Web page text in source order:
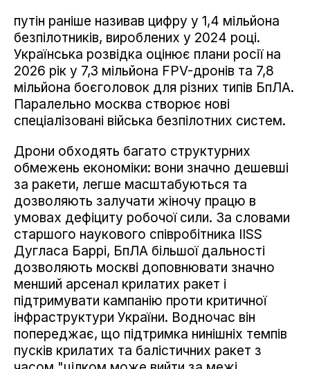
путін раніше називав цифру у 1,4 мільйона
безпілотників, вироблених у 2024 році.
Українська розвідка оцінює плани росії на
2026 рік у 7,3 мільйона FPV-дронів та 7,8
мільйона боєголовок для різних типів БпЛА.
Паралельно москва створює нові
спеціалізовані війська безпілотних систем.
Дрони обходять багато структурних
обмежень економіки: вони значно дешевші
за ракети, легше масштабуються та
дозволяють залучати жіночу працю в
умовах дефіциту робочої сили. За словами
старшого наукового співробітника IISS
Дугласа Баррі, БпЛА більшої дальності
дозволяють москві доповнювати значно
менший арсенал крилатих ракет і
підтримувати кампанію проти критичної
інфраструктури України. Водночас він
попереджає, що підтримка нинішніх темпів
пусків крилатих та балістичних ракет з